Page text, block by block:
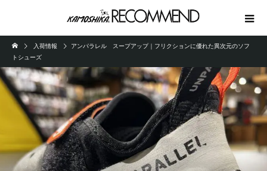
入荷情報
アンパラレル スープアップ｜フリクションに優れた異次元のソフ
トシューズ